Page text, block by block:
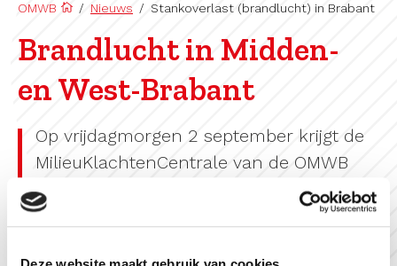
OMWB / Nieuws / Stankoverlast (brandlucht) in Brabant
Brandlucht in Midden-
en West-Brabant
Op vrijdagmorgen 2 september krijgt de
MilieuKlachtenCentrale van de OMWB
evenals de Veiligheidsregio Midden- en
West-Brabant diverse meldingen over